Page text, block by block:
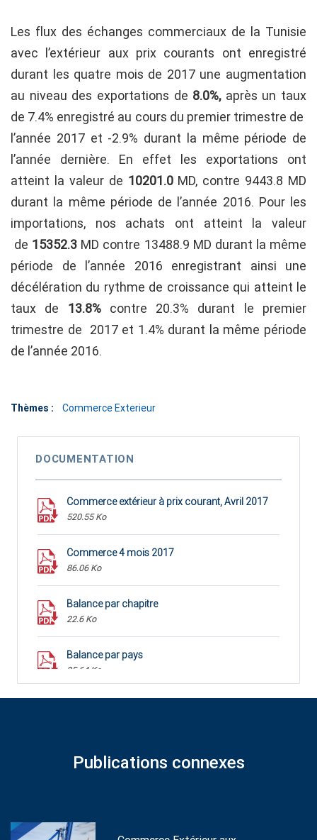
Les flux des échanges commerciaux de la Tunisie
avec l’extérieur aux prix courants ont enregistré
durant les quatre mois de 2017 une augmentation
au niveau des exportations de 8.0%, après un taux
de 7.4% enregistré au cours du premier trimestre de
l’année 2017 et -2.9% durant la même période de
l’année dernière. En effet les exportations ont
atteint la valeur de 10201.0MD, contre 9443.8 MD
durant la même période de l’année 2016. Pour les
importations, nos achats ont atteint la valeur
de 15352.3 MD contre 13488.9 MD durant la même
période de l’année 2016 enregistrant ainsi une
décélération du rythme de croissance qui atteint le
taux de 13.8%contre 20.3% durant le premier
trimestre de 2017 et 1.4% durant la même période
de l’année 2016.
Thèmes : Commerce Exterieur
DOCUMENTATION
Commerce extérieur à prix courant, Avril 2017
520.55 Ko
Commerce 4 mois 2017
86.06 Ko
Balance par chapitre
22.6 Ko
Balance par pays
35.64 Ko
Publications connexes